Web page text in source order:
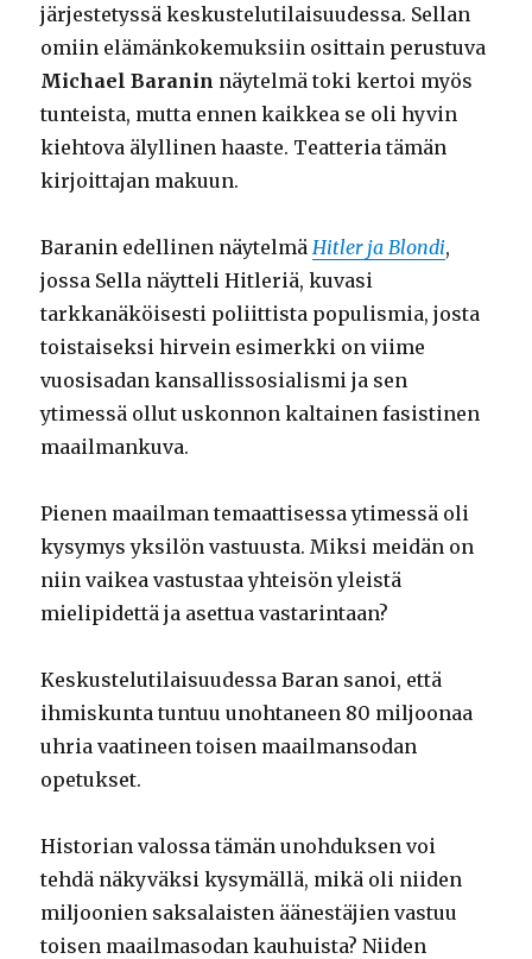
järjestetyssä keskustelutilaisuudessa. Sellan
omiin elämänkokemuksiin osittain perustuva
Michael Baranin näytelmä toki kertoi myös
tunteista, mutta ennen kaikkea se oli hyvin
kiehtova älyllinen haaste. Teatteria tämän
kirjoittajan makuun.
Baranin edellinen näytelmä Hitler ja Blondi,
jossa Sella näytteli Hitleriä, kuvasi
tarkkanäköisesti poliittista populismia, josta
toistaiseksi hirvein esimerkki on viime
vuosisadan kansallissosialismi ja sen
ytimessä ollut uskonnon kaltainen fasistinen
maailmankuva.
Pienen maailman temaattisessa ytimessä oli
kysymys yksilön vastuusta. Miksi meidän on
niin vaikea vastustaa yhteisön yleistä
mielipidettä ja asettua vastarintaan?
Keskustelutilaisuudessa Baran sanoi, että
ihmiskunta tuntuu unohtaneen 80 miljoonaa
uhria vaatineen toisen maailmansodan
opetukset.
Historian valossa tämän unohduksen voi
tehdä näkyväksi kysymällä, mikä oli niiden
miljoonien saksalaisten äänestäjien vastuu
toisen maailmasodan kauhuista? Niiden